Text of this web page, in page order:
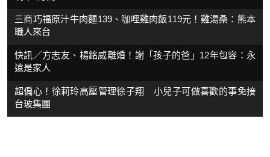
三商巧福原汁牛肉麵139、咖哩雞肉飯119元！雞湯桑：熊本
職人來台
快訊／方志友、楊銘威離婚！謝「孩子的爸」12年包容：永
遠是家人
超偏心！徐莉玲高壓管理徐子翔 小兒子可做喜歡的事免接
台玻集團